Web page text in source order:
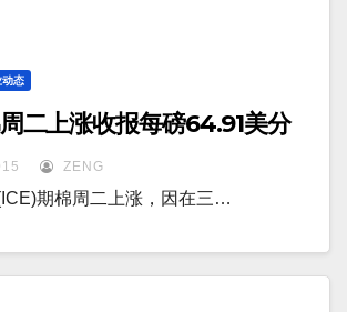
动态
二上涨收报每磅64.91美分
ZENG
期棉周二上涨，因在三…